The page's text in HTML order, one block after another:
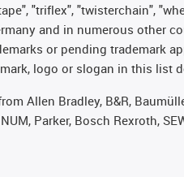
"triflex", "twisterchain",
and in numerous
or pending trademark
logo or slogan in this
Allen Bradley, B&R,
Parker, Bosch Rexroth,